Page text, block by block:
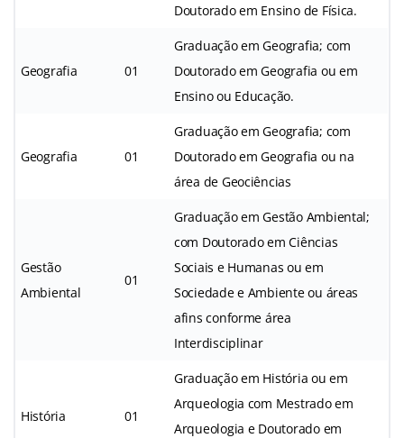
Doutorado em Ensino de Física.
Geografia 01
Graduação em Geografia; com
Doutorado em Geografia ou em
Ensino ou Educação.
Geografia 01
Graduação em Geografia; com
Doutorado em Geografia ou na
área de Geociências
Gestão
Ambiental
01
Graduação em Gestão Ambiental;
com Doutorado em Ciências
Sociais e Humanas ou em
Sociedade e Ambiente ou áreas
afins conforme área
Interdisciplinar
História 01
Graduação em História ou em
Arqueologia com Mestrado em
Arqueologia e Doutorado em